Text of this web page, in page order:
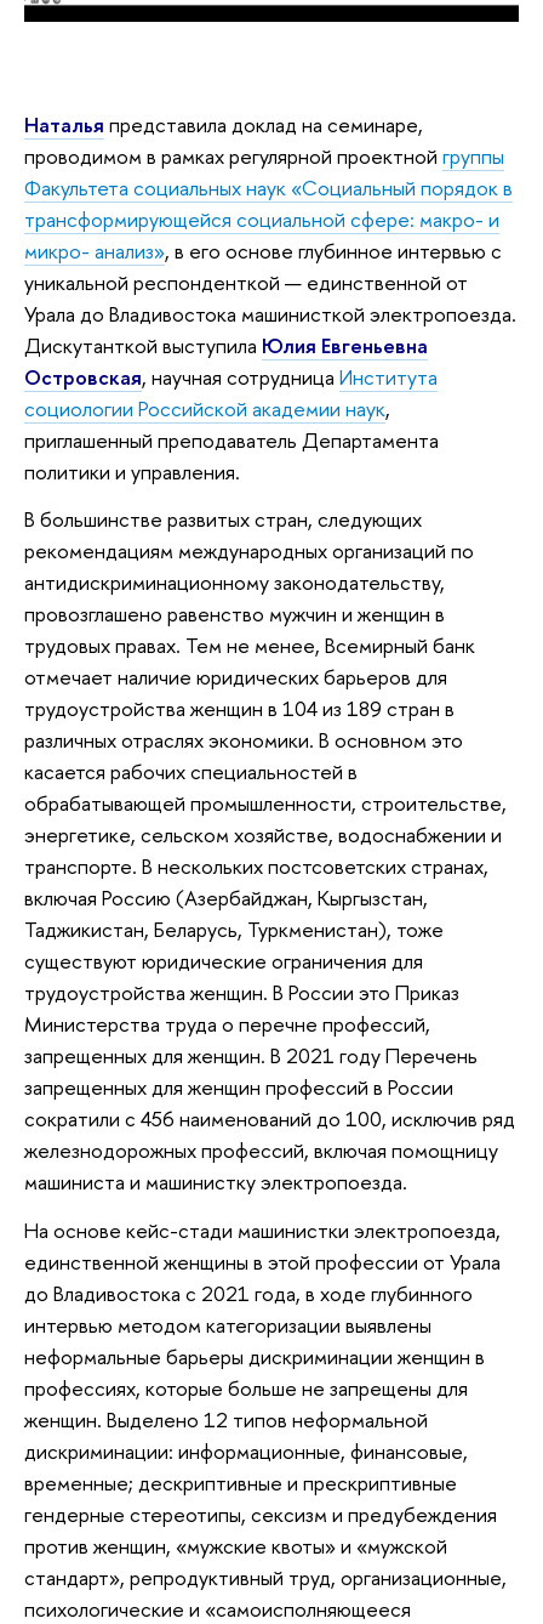
Наталья представила доклад на семинаре,
проводимом в рамках регулярной проектной группы
Факультета социальных наук «Социальный порядок в
трансформирующейся социальной сфере: макро- и
микро- анализ», в его основе глубинное интервью с
уникальной респонденткой — единственной от
Урала до Владивостока машинисткой электропоезда.
Дискутанткой выступила Юлия Евгеньевна
Островская, научная сотрудница Института
социологии Российской академии наук,
приглашенный преподаватель Департамента
политики и управления.
В большинстве развитых стран, следующих
рекомендациям международных организаций по
антидискриминационному законодательству,
провозглашено равенство мужчин и женщин в
трудовых правах. Тем не менее, Всемирный банк
отмечает наличие юридических барьеров для
трудоустройства женщин в 104 из 189 стран в
различных отраслях экономики. В основном это
касается рабочих специальностей в
обрабатывающей промышленности, строительстве,
энергетике, сельском хозяйстве, водоснабжении и
транспорте. В нескольких постсоветских странах,
включая Россию (Азербайджан, Кыргызстан,
Таджикистан, Беларусь, Туркменистан), тоже
существуют юридические ограничения для
трудоустройства женщин. В России это Приказ
Министерства труда о перечне профессий,
запрещенных для женщин. В 2021 году Перечень
запрещенных для женщин профессий в России
сократили с 456 наименований до 100, исключив ряд
железнодорожных профессий, включая помощницу
машиниста и машинистку электропоезда.
На основе кейс-стади машинистки электропоезда,
единственной женщины в этой профессии от Урала
до Владивостока с 2021 года, в ходе глубинного
интервью методом категоризации выявлены
неформальные барьеры дискриминации женщин в
профессиях, которые больше не запрещены для
женщин. Выделено 12 типов неформальной
дискриминации: информационные, финансовые,
временные; дескриптивные и прескриптивные
гендерные стереотипы, сексизм и предубеждения
против женщин, «мужские квоты» и «мужской
стандарт», репродуктивный труд, организационные,
психологические и «самоисполняющееся